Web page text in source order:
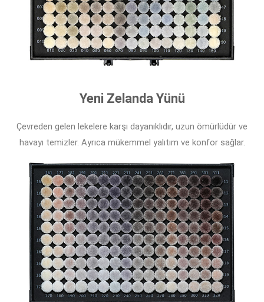
Yeni Zelanda Yünü
Çevreden gelen lekelere karşı dayanıklıdır, uzun ömürlüdür ve
havayı temizler. Ayrıca mükemmel yalıtım ve konfor sağlar.